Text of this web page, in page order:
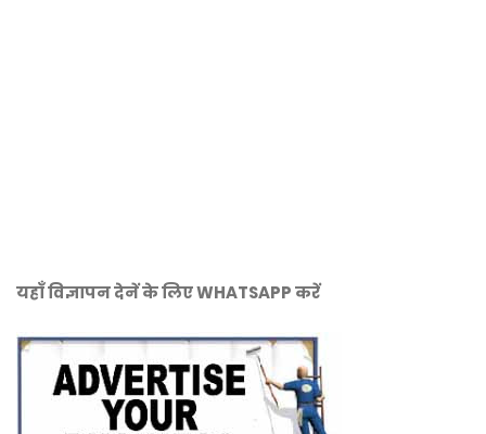
यहाँ विज्ञापन देनें के लिए WHATSAPP करें